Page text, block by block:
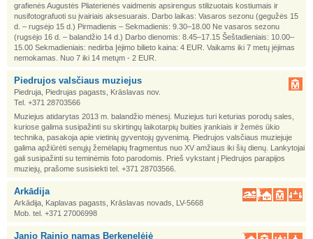
grafienės Augustės Pliaterienės vaidmenis apsirengus stilizuotais kostiumais ir
nusifotografuoti su įvairiais aksesuarais. Darbo laikas: Vasaros sezonu (gegužės 15
d. – rugsėjo 15 d.) Pirmadienis – Sekmadienis: 9.30–18.00 Ne vasaros sezonu
(rugsėjo 16 d. – balandžio 14 d.) Darbo dienomis: 8.45–17.15 Šeštadieniais: 10.00–
15.00 Sekmadieniais: nedirba Įėjimo bilieto kaina: 4 EUR. Vaikams iki 7 metų įėjimas
nemokamas. Nuo 7 iki 14 metųm - 2 EUR.
Piedrujos valsčiaus muziejus
Piedruja, Piedrujas pagasts, Krāslavas nov.
Tel. +371 28703566
Muziejus atidarytas 2013 m. balandžio mėnesį. Muziejus turi keturias porodų sales,
kuriose galima susipažinti su skirtingų laikotarpių buities įrankiais ir žemės ūkio
technika, pasakoja apie vietinių gyventojų gyvenimą. Piedrujos valsčiaus muziejuje
galima apžiūrėti senųjų žemėlapių fragmentus nuo XV amžiaus iki šių dienų. Lankytojai
gali susipažinti su teminėmis foto parodomis. Prieš vykstant į Piedrujos parapijos
muziejų, prašome susisiekti tel. +371 28703566.
Arkādija
Arkādija, Kaplavas pagasts, Krāslavas novads, LV-5668
Mob. tel. +371 27006998
Janio Rainio namas Berkenelėjė